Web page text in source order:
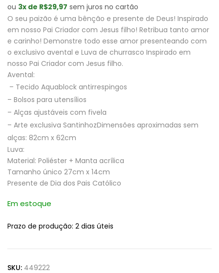
ou 3x de R$29,97 sem juros no cartão
O seu paizão é uma bênção e presente de Deus! Inspirado
em nosso Pai Criador com Jesus filho! Retribua tanto amor
e carinho! Demonstre todo esse amor presenteando com
o exclusivo avental e Luva de churrasco Inspirado em
nosso Pai Criador com Jesus filho.
Avental:
– Tecido Aquablock antirrespingos
– Bolsos para utensílios
– Alças ajustáveis com fivela
– Arte exclusiva SantinhozDimensões aproximadas sem
alças: 82cm x 62cm
Luva:
Material: Poliéster + Manta acrílica
Tamanho único 27cm x 14cm
Presente de Dia dos Pais Católico
Em estoque
Prazo de produção: 2 dias úteis
SKU: 449222